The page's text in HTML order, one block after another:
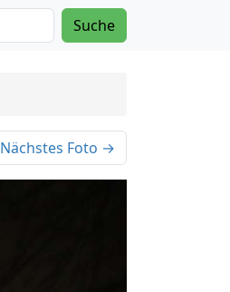
Suche
Nächstes Foto →